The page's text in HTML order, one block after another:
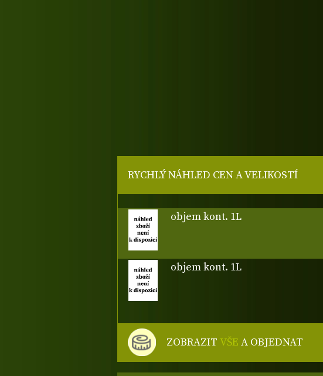
RYCHLÝ NÁHLED CEN A VELIKOSTÍ
objem kont. 1L
objem kont. 1L
ZOBRAZITVŠE A OBJEDNAT